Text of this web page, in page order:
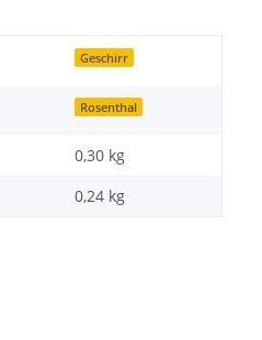
Geschirr
Rosenthal
0,30 kg
0,24 kg